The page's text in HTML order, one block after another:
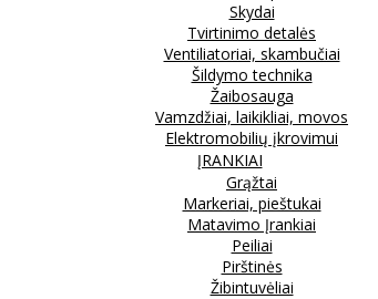
Skydai
Tvirtinimo detalės
Ventiliatoriai, skambučiai
Šildymo technika
Žaibosauga
Vamzdžiai, laikikliai, movos
Elektromobilių įkrovimui
ĮRANKIAI
Grąžtai
Markeriai, pieštukai
Matavimo Įrankiai
Peiliai
Pirštinės
Žibintuvėliai